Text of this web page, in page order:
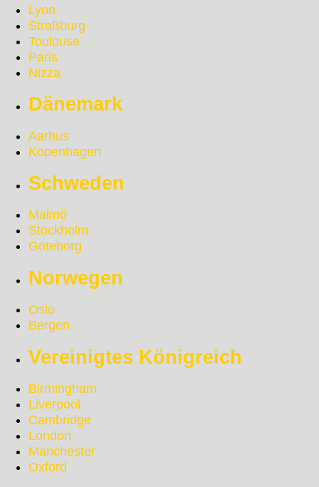
Lyon
Straßburg
Toulouse
Paris
Nizza
Dänemark
Aarhus
Kopenhagen
Schweden
Malmö
Stockholm
Göteborg
Norwegen
Oslo
Bergen
Vereinigtes Königreich
Birmingham
Liverpool
Cambridge
London
Manchester
Oxford